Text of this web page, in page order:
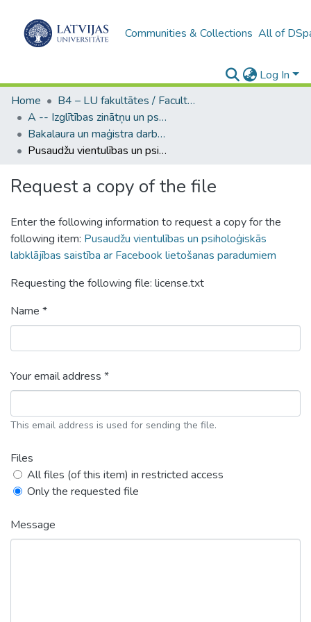
Communities & Collections All of
Log In
Home
B4 – LU fakultātes / Faculties of the UL
A -- Izglītības zinātņu un psiholoģijas fakultāte / Faculty of Education Sciences and Psychology
Bakalaura un maģistra darbi (PPMF) / Bachelor's and Master's theses
Pusaudžu vientulības un psiholoģiskās labklājības saistība ar Facebook lietošanas paradumiem
Request a copy of the file
Enter the following information to request a copy for the
following item: Pusaudžu vientulības un psiholoģiskās
labklājības saistība ar Facebook lietošanas paradumiem
Requesting the following file: license.txt
Name *
Your email address *
This email address is used for sending the file.
Files
All files (of this item) in restricted access
Only the requested file
Message